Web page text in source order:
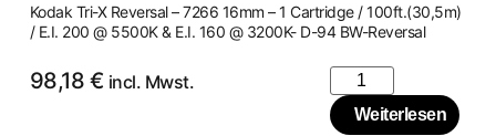
Kodak Tri-X Reversal – 7266 16mm – 1 Cartridge / 100ft.(30,5m)
/ E.I. 200 @ 5500K & E.I. 160 @ 3200K- D-94 BW-Reversal
98,18 € incl. Mwst.
Weiterlesen